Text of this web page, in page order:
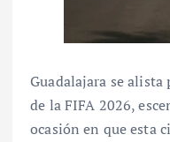
Guadalajara se
de la FIFA 2026,
ocasión en que esta